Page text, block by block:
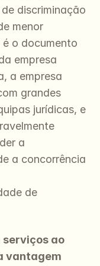
discriminação
menor
o documento
empresa
a empresa
grandes
jurídicas, e
a
a concorrência
de
serviços ao
vantagem